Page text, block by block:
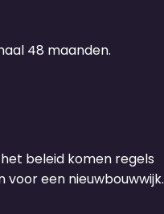
48 maanden.
beleid komen regels
een nieuwbouwwijk.